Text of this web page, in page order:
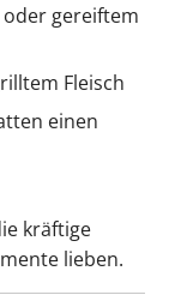
gereiftem
Fleisch
einen
kräftige
lieben.